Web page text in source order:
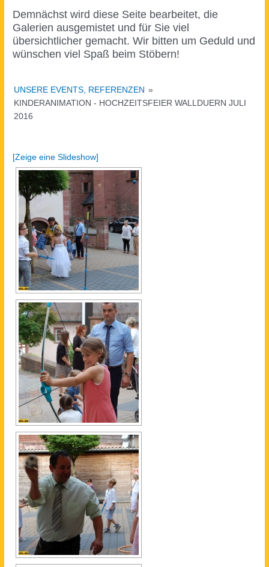
Demnächst wird diese Seite bearbeitet, die
Galerien ausgemistet und für Sie viel
übersichtlicher gemacht. Wir bitten um Geduld und
wünschen viel Spaß beim Stöbern!
UNSERE EVENTS, REFERENZEN »
KINDERANIMATION - HOCHZEITSFEIER WALLDUERN JULI
2016
[Zeige eine Slideshow]